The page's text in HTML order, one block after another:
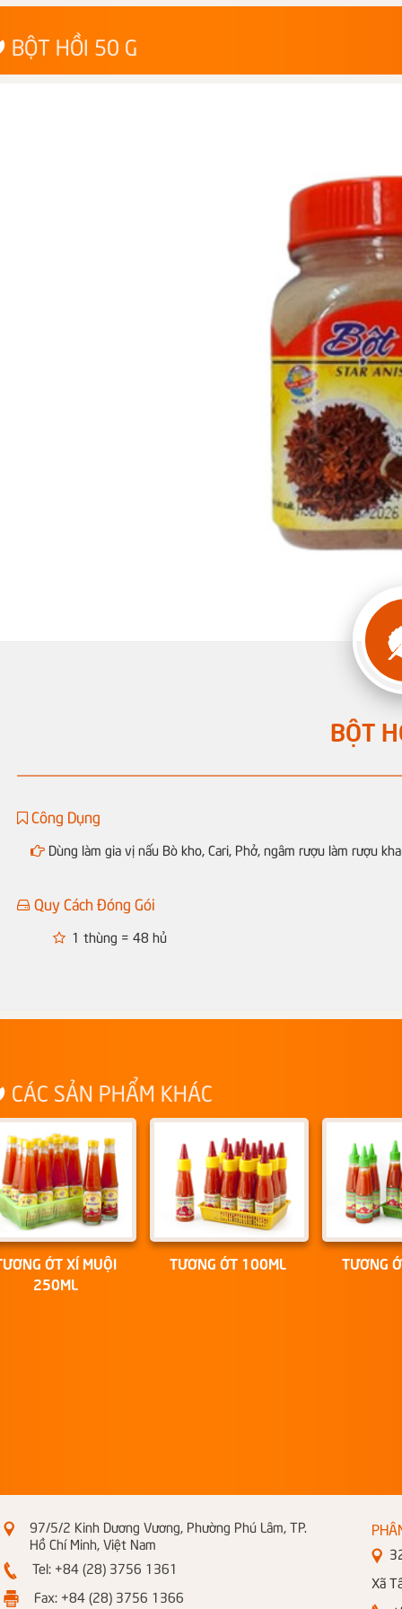
BỘT HỒI 50 G
BỘT
Công Dụng
Dùng làm gia vị nấu Bò kho, Cari, Phở, ngâm rượu làm rượu
Quy Cách Đóng Gói
1 thùng = 48 hủ
CÁC SẢN PHẨM KHÁC
ỚT XÍ MUỘI
250ML
TƯƠNG ỚT 100ML TƯƠNG
97/5/2 Kinh Dương Vương, Phường Phú Lâm, TP.
Hồ Chí Minh, Việt Nam
Tel: +84 (28) 3756 1361
Fax: +84 (28) 3756 1366
Xã